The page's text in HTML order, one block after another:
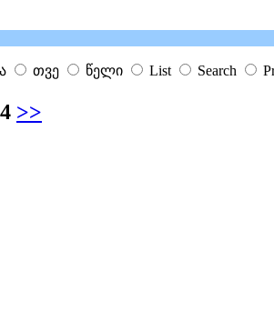
თვე წელი List Search
>>